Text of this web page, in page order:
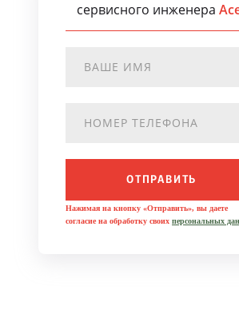
сервисного инженера
ОТПРАВИТЬ
Нажимая на кнопку «Отправить», вы даете
согласие на обработку своих персональных